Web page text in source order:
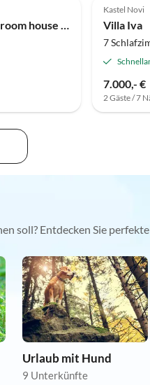
Ferienhaus Three bedroom house with terrace and sea view Kaštel Novi, Kaštela K-7554
Kastel Novi
Villa Iva
7
7.000,- €
2 Gäste / 7
soll? Entdecken Sie
Urlaub mit Hund
9 Unterkünfte